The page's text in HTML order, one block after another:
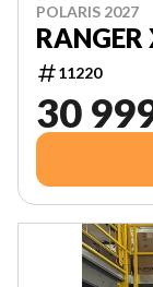
POLARIS 2027
11220
30